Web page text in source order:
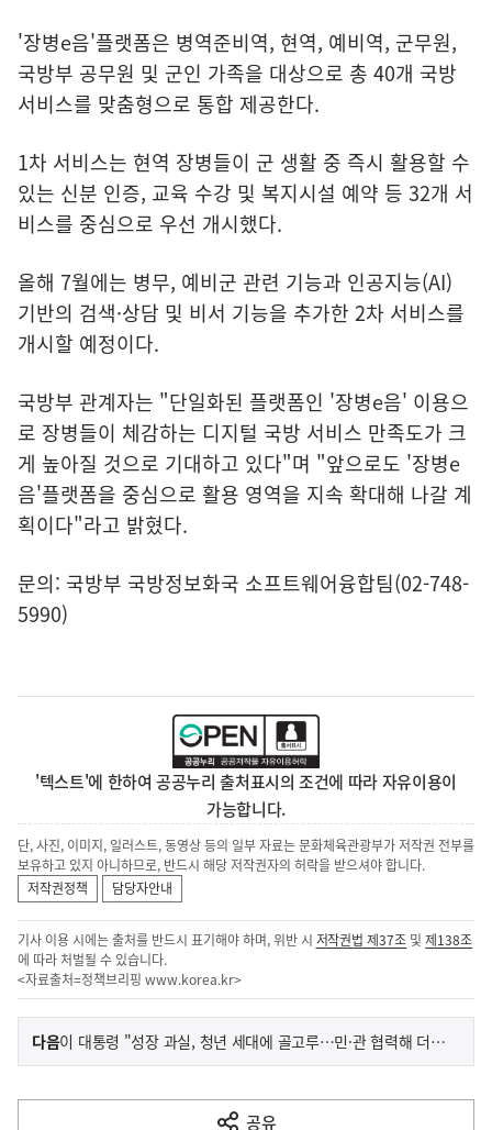
'장병e음'플랫폼은 병역준비역, 현역, 예비역, 군무원,
국방부 공무원 및 군인 가족을 대상으로 총 40개 국방
서비스를 맞춤형으로 통합 제공한다.
1차 서비스는 현역 장병들이 군 생활 중 즉시 활용할 수
있는 신분 인증, 교육 수강 및 복지시설 예약 등 32개 서
비스를 중심으로 우선 개시했다.
올해 7월에는 병무, 예비군 관련 기능과 인공지능(AI)
기반의 검색·상담 및 비서 기능을 추가한 2차 서비스를
개시할 예정이다.
국방부 관계자는 "단일화된 플랫폼인 '장병e음' 이용으
로 장병들이 체감하는 디지털 국방 서비스 만족도가 크
게 높아질 것으로 기대하고 있다"며 "앞으로도 '장병e
음'플랫폼을 중심으로 활용 영역을 지속 확대해 나갈 계
획이다"라고 밝혔다.
문의: 국방부 국방정보화국 소프트웨어융합팀(02-748-
5990)
'텍스트'에 한하여 공공누리 출처표시의 조건에 따라 자유이용이
가능합니다.
단, 사진, 이미지, 일러스트, 동영상 등의 일부 자료는 문화체육관광부가 저작권 전부를
보유하고 있지 아니하므로, 반드시 해당 저작권자의 허락을 받으셔야 합니다.
저작권정책
담당자안내
기사 이용 시에는 출처를 반드시 표기해야 하며, 위반 시 저작권법 제37조 및제138조
에 따라 처벌될 수 있습니다.
<자료출처=정책브리핑 www.korea.kr>
이
전
다
다음기
사
이 대통령 "성장 과실, 청년 세대에 골고루…민·관 협력해 더 노력"
공유